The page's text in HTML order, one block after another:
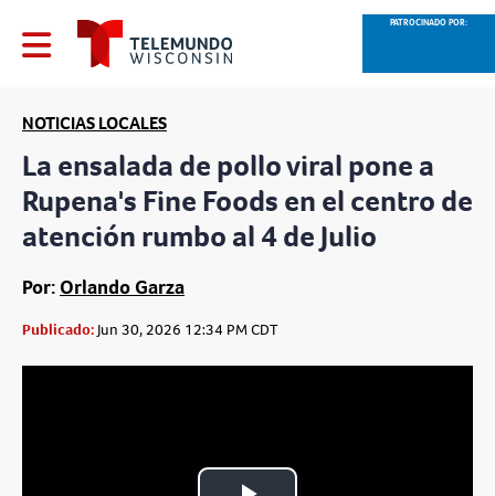
PATROCINADO POR:
NOTICIAS LOCALES
La ensalada de pollo viral pone a
Rupena's Fine Foods en el centro de
atención rumbo al 4 de Julio
Por: Orlando Garza
Publicado:Jun 30, 2026 12:34 PM CDT